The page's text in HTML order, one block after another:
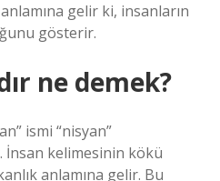
gelir ki, insanların
gösterir.
ne demek?
ismi “nisyan”
kelimesinin kökü
anlamına gelir. Bu